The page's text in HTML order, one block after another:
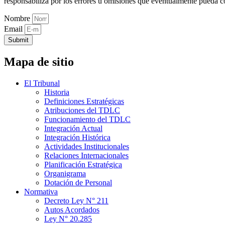
Nombre
Email
Submit
Mapa de sitio
El Tribunal
Historia
Definiciones Estratégicas
Atribuciones del TDLC
Funcionamiento del TDLC
Integración Actual
Integración Histórica
Actividades Institucionales
Relaciones Internacionales
Planificación Estratégica
Organigrama
Dotación de Personal
Normativa
Decreto Ley N° 211
Autos Acordados
Ley N° 20.285